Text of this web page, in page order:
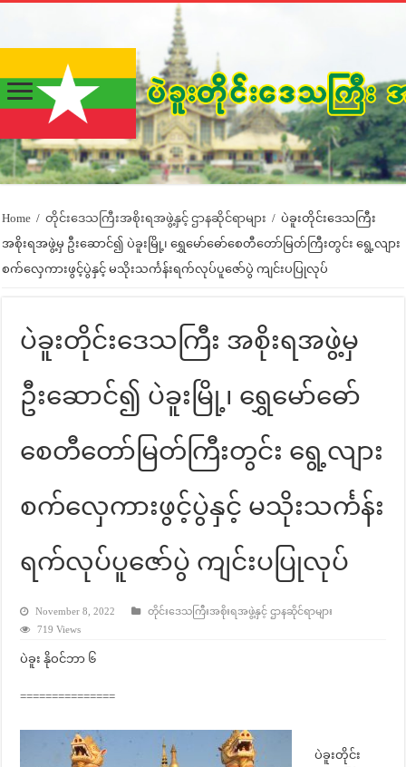
Home / တိုင်းဒေသကြီးအစိုးရအဖွဲ့နှင့် ဌာနဆိုင်ရာများ / ပဲခူးတိုင်းဒေသကြီး
အစိုးရအဖွဲ့မှ ဦးဆောင်၍ ပဲခူးမြို့၊ ရွှေမော်ဓော်စေတီတော်မြတ်ကြီးတွင်း ရွေ့လျား
စက်လှေကားဖွင့်ပွဲနှင့် မသိုးသင်္ကန်းရက်လုပ်ပူဇော်ပွဲ ကျင်းပပြုလုပ်
ပဲခူးတိုင်းဒေသကြီး အစိုးရအဖွဲ့မှ
ဦးဆောင်၍ ပဲခူးမြို့၊ ရွှေမော်ဓော်
စေတီတော်မြတ်ကြီးတွင်း ရွေ့လျား
စက်လှေကားဖွင့်ပွဲနှင့် မသိုးသင်္ကန်း
ရက်လုပ်ပူဇော်ပွဲ ကျင်းပပြုလုပ်
November 8, 2022
တိုင်းဒေသကြီးအစိုးရအဖွဲ့နှင့် ဌာနဆိုင်ရာများ
719 Views
ပဲခူး နိုဝင်ဘာ ၆
===============
ပဲခူးတိုင်း